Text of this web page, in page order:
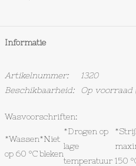
Informatie
Artikelnummer:
1320
Beschikbaarheid:
Op voorraad
Wasvoorschriften:
*Wassen
op 60 °C
*Niet
bleken
*Drogen op
lage
temperatuur 150